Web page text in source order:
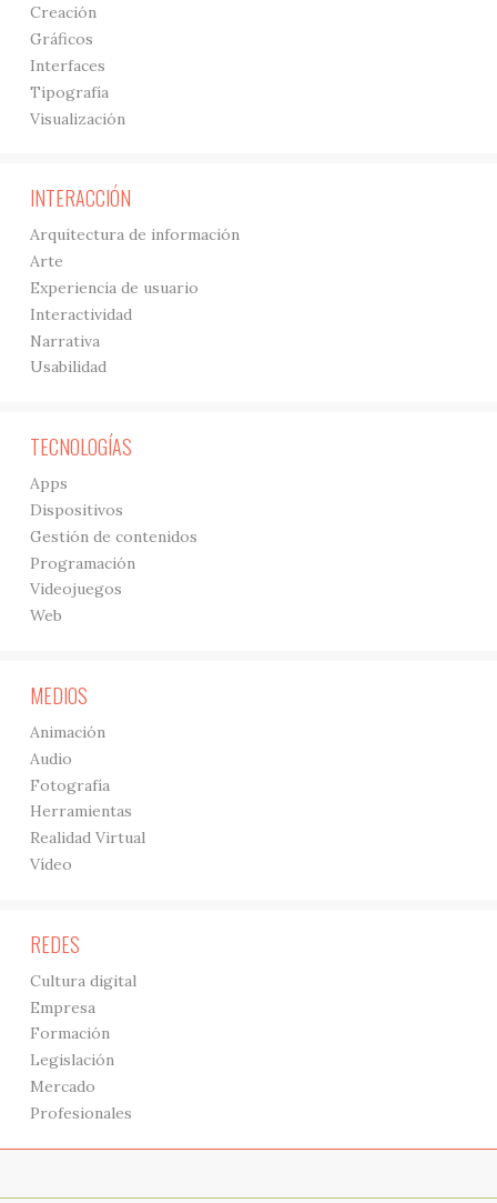
Creación
Gráficos
Interfaces
Tipografía
Visualización
INTERACCIÓN
Arquitectura de información
Arte
Experiencia de usuario
Interactividad
Narrativa
Usabilidad
TECNOLOGÍAS
Apps
Dispositivos
Gestión de contenidos
Programación
Videojuegos
Web
MEDIOS
Animación
Audio
Fotografía
Herramientas
Realidad Virtual
Vídeo
REDES
Cultura digital
Empresa
Formación
Legislación
Mercado
Profesionales